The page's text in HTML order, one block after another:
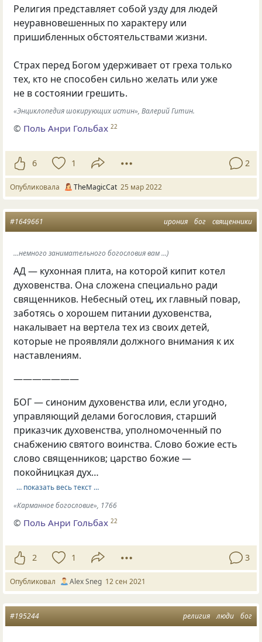
Религия представляет собой узду для людей
неуравновешенных по характеру или
пришибленных обстоятельствами жизни.
Страх перед Богом удерживает от греха только
тех, кто не способен сильно желать или уже
не в состоянии грешить.
«Энциклопедия шокирующих истин», Валерий Гитин.
© Поль Анри Гольбах 22
6 1 2
Опубликовала TheMagicCat 25 мар 2022
ирония бог священники
#1649661
...немного занимательного богословия вам ...)
АД — кухонная плита, на которой кипит котел
духовенства. Она сложена специально ради
священников. Небесный отец, их главный повар,
заботясь о хорошем питании духовенства,
накалывает на вертела тех из своих детей,
которые не проявляли должного внимания к их
наставлениям.
———————
БОГ — синоним духовенства или, если угодно,
управляющий делами богословия, старший
приказчик духовенства, уполномоченный по
снабжению святого воинства. Слово божие есть
слово священников; царство божие —
покойницкая дух…
… показать весь текст …
«Карманное богословие», 1766
© Поль Анри Гольбах 22
2 1 3
Опубликовал Alex Sneg 12 сен 2021
религия люди бог
#195244